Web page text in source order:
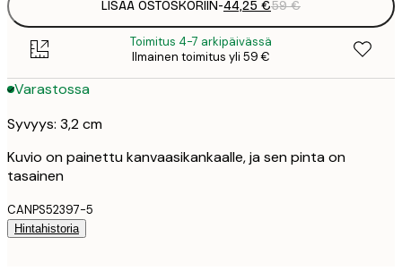
LISÄÄ OSTOSKORIIN-44,25 €59 €
Toimitus 4-7 arkipäivässä
Ilmainen toimitus yli 59 €
Varastossa
Syvyys: 3,2 cm
Kuvio on painettu kanvaasikankaalle, ja sen pinta on
tasainen
CANPS52397-5
Hintahistoria